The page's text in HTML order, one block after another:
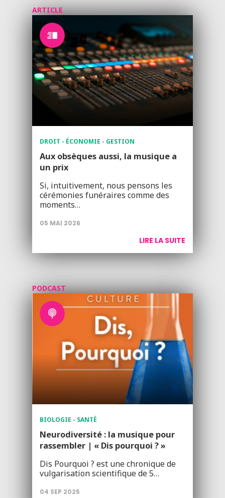
ARTICLE
DROIT - ÉCONOMIE - GESTION
Aux obsèques aussi, la musique a
un prix
Si, intuitivement, nous pensons les
cérémonies funéraires comme des
moments…
05 MAI 2026
LIRE LA SUITE
PODCAST
BIOLOGIE - SANTÉ
Neurodiversité : la musique pour
rassembler | « Dis pourquoi ? »
Dis Pourquoi ? est une chronique de
vulgarisation scientifique de 5…
04 SEP 2025